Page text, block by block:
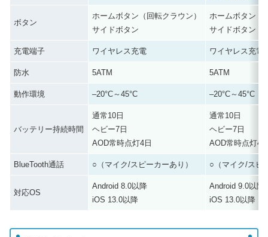
ボタン
ホームボタン（回転クラウン）
サイドボタン
ホームボタン（
サイドボタン
充電端子 ワイヤレス充電 ワイヤレス充電
防水 5ATM 5ATM
動作環境 –20°C～45°C –20°C～45°C
バッテリー持続時間
通常10日
ヘビー7日
AOD常時点灯4日
通常10日
ヘビー7日
AOD常時点灯4
BlueTooth通話 ○（マイク/スピーカーあり） ○（マイク/スピ
対応OS
Android 8.0以降
iOS 13.0以降
Android 9.0以降
iOS 13.0以降